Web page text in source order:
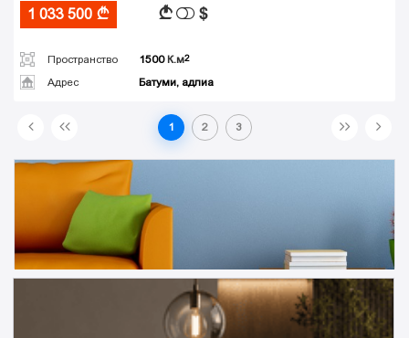
1 033 500 A A $
Пространство 1500 К.м
Адрес
Батуми, адлиа
1 2 3